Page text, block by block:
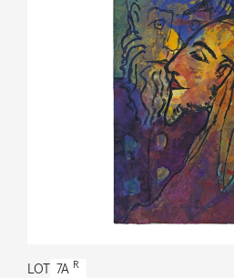
LOT 7A R